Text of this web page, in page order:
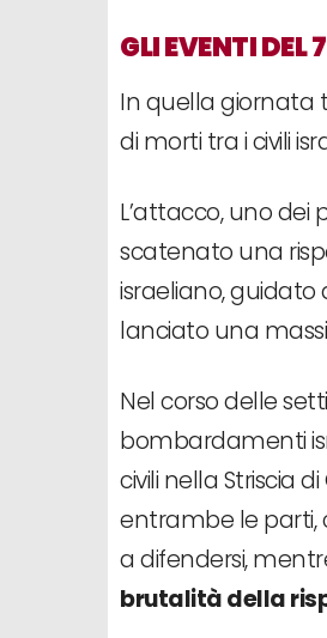
GLI EVENTI DEL
In quella giornata
di morti tra i civili
L’attacco, uno
scatenato una
israeliano,
lanciato una
Nel corso delle
bombardamenti
civili nella Striscia
entrambe le parti,
a difendersi,
brutalità della